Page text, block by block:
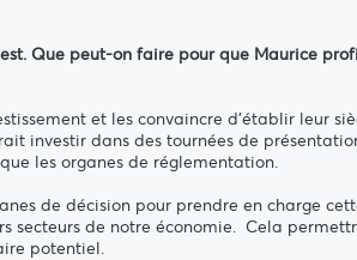
Que peut-on faire pour que Maurice
et les convaincre d'établir leur
investir dans des tournées de
les organes de réglementation.
de décision pour prendre en charge
secteurs de notre économie. Cela
potentiel.